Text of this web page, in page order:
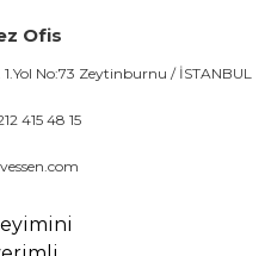
Ofis
No:73 Zeytinburnu / İSTANBUL
415 48 15